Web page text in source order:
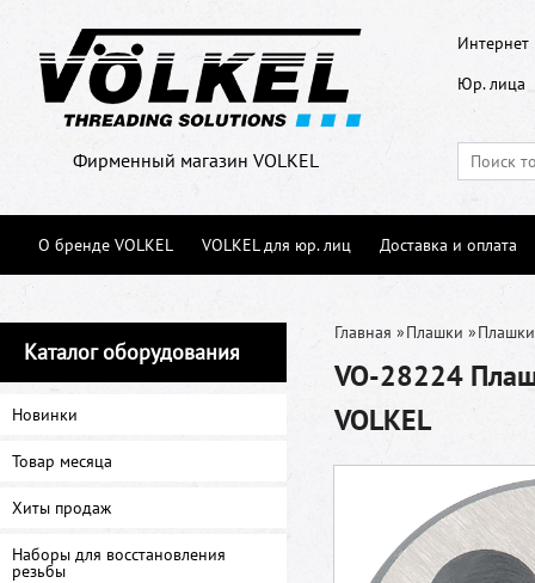
Фирменный магазин VOLKEL
Интернет
Юр. лица
О бренде VOLKEL VOLKEL для юр. лиц Доставка и оплата
Каталог оборудования
Новинки
Товар месяца
Хиты продаж
Наборы для восстановления
резьбы
Главная »Плашки »
VO-28224
VOLKEL